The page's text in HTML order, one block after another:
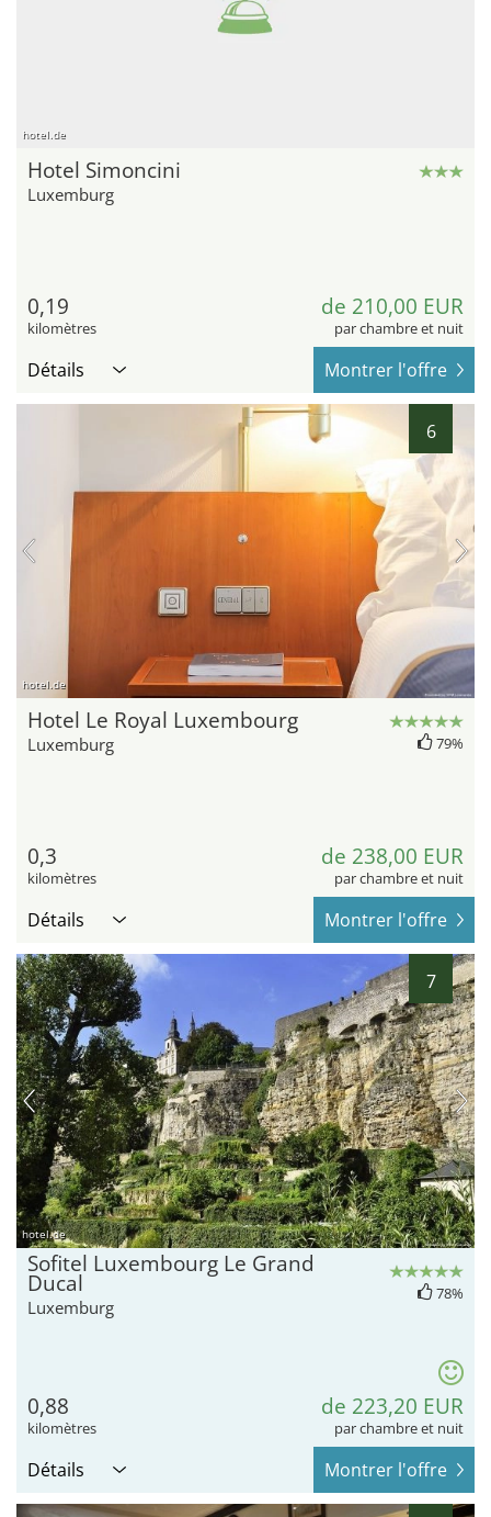
hotel.de
Hotel Simoncini
Luxemburg
0,19
kilomètres
de 210,00 EUR
par chambre et nuit
Détails Montrer l'offre
6
hotel.de
Hotel Le Royal Luxembourg
Luxemburg 79%
0,3
kilomètres
de 238,00 EUR
par chambre et nuit
Détails Montrer l'offre
7
hotel.de
Sofitel Luxembourg Le Grand
Ducal
Luxemburg
78%
0,88
kilomètres
de 223,20 EUR
par chambre et nuit
Détails Montrer l'offre